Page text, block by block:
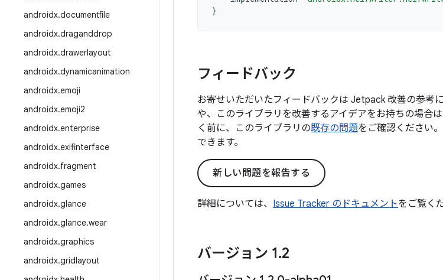
androidx.documentfile
androidx.draganddrop
androidx.drawerlayout
androidx.dynamicanimation
androidx.emoji
androidx.emoji2
androidx.enterprise
androidx.exifinterface
androidx.fragment
androidx.games
androidx.glance
androidx.glance.wear
androidx.graphics
androidx.gridlayout
}
フィードバック
お寄せいただいたフィードバックは Jetpack 改善の参考
や、このライブラリを改善するアイデアをお持ちの場合
く前に、このライブラリの既存の問題をご確認ください
できます。
新しい問題を報告する
詳細については、 Issue Tracker のドキュメントをご覧く
バージョン 1.2